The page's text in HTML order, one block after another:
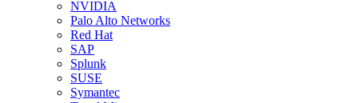
NVIDIA
Palo Alto Networks
Red Hat
SAP
Splunk
SUSE
Symantec